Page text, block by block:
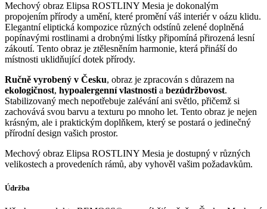
Mechový obraz Elipsa ROSTLINY Mesia je dokonalým
propojením přírody a umění, které promění váš interiér v oázu klidu.
Elegantní eliptická kompozice různých odstínů zelené doplněná
popínavými rostlinami a drobnými lístky připomíná přirozená lesní
zákoutí. Tento obraz je ztělesněním harmonie, která přináší do
místnosti uklidňující dotek přírody.
Ručně vyrobený v Česku, obraz je zpracován s důrazem na
ekologičnost, hypoalergenní vlastnosti a bezúdržbovost.
Stabilizovaný mech nepotřebuje zalévání ani světlo, přičemž si
zachovává svou barvu a texturu po mnoho let. Tento obraz je nejen
krásným, ale i praktickým doplňkem, který se postará o jedinečný
přírodní design vašich prostor.
Mechový obraz Elipsa ROSTLINY Mesia je dostupný v různých
velikostech a provedeních rámů, aby vyhověl vašim požadavkům.
Údržba